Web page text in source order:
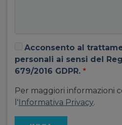
Acconsento al
personali ai sensi del
679/2016 GDPR.
Per maggiori informazioni
l'Informativa Privacy.